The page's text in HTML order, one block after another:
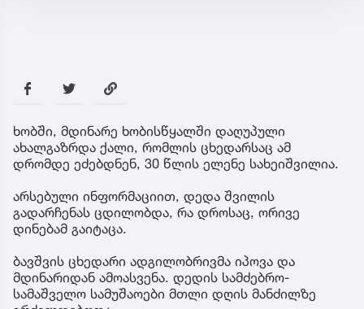
ხობში, მდინარე ხობისწყალში დაღუპული
ახალგაზრდა ქალი, რომლის ცხედარსაც ამ
დრომდე ეძებდნენ, 30 წლის ელენე სახეიშვილია.
არსებული ინფორმაციით, დედა შვილის
გადარჩენას ცდილობდა, რა დროსაც, ორივე
დინებამ გაიტაცა.
ბავშვის ცხედარი ადგილობრივმა იპოვა და
მდინარიდან ამოასვენა. დედის სამძებრო-
სამაშველო სამუშაოები მთლი დღის მანძილზე